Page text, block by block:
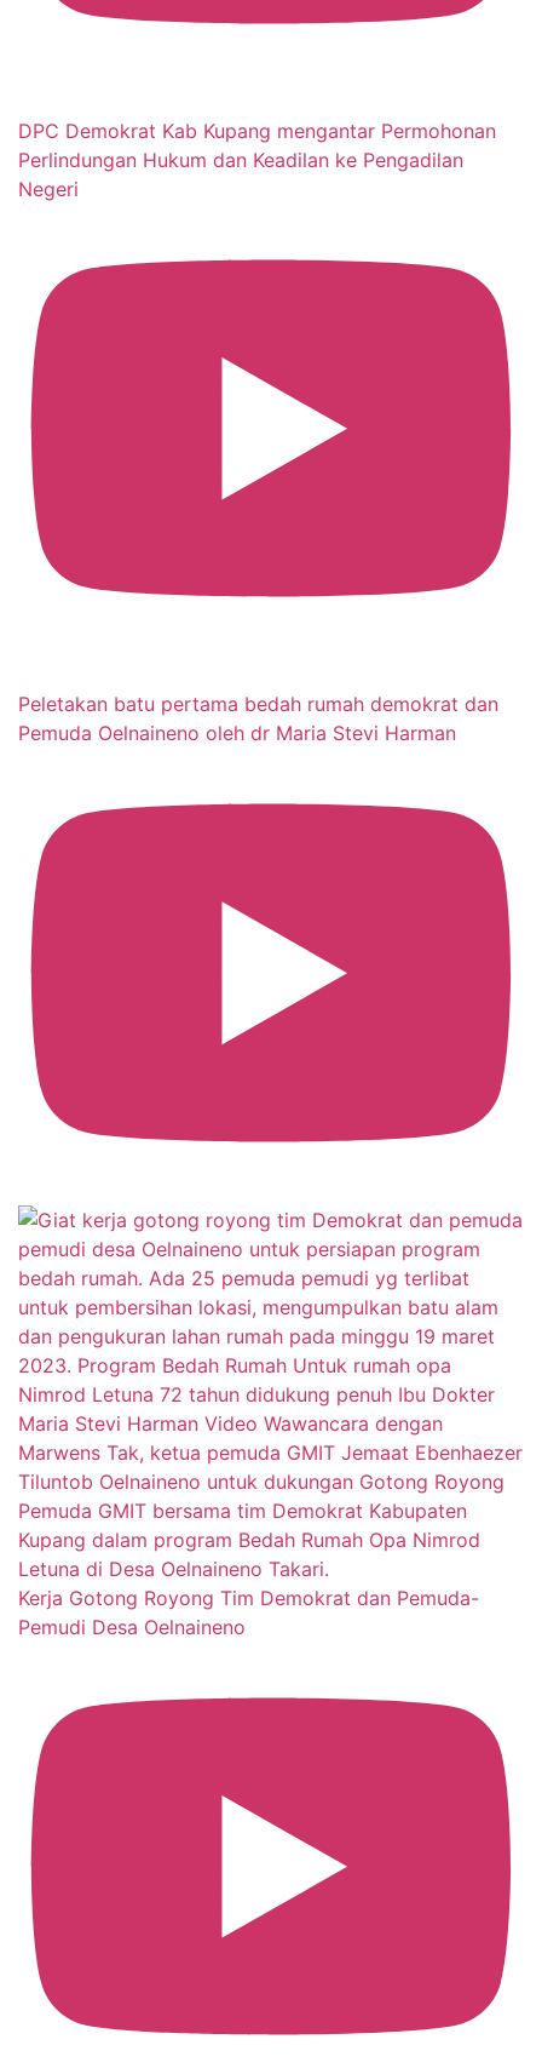
DPC Demokrat Kab Kupang mengantar Permohonan
Perlindungan Hukum dan Keadilan ke Pengadilan
Negeri
Peletakan batu pertama bedah rumah demokrat dan
Pemuda Oelnaineno oleh dr Maria Stevi Harman
Kerja Gotong Royong Tim Demokrat dan Pemuda-
Pemudi Desa Oelnaineno